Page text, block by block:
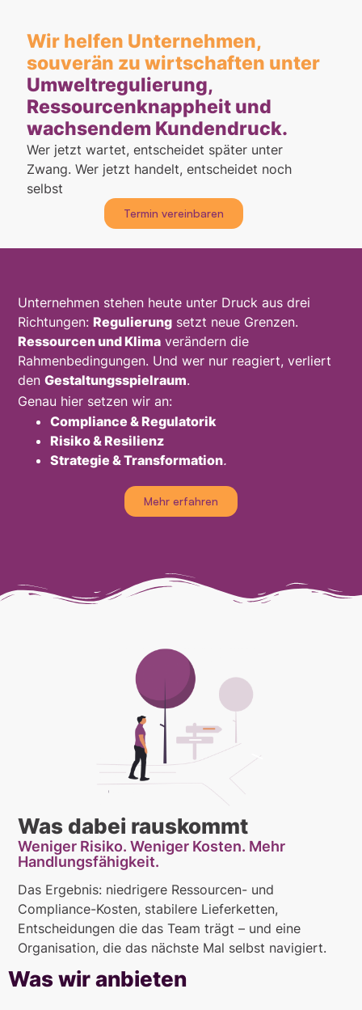
Wir helfen Unternehmen,
souverän zu wirtschaften unter
Umweltregulierung,
Ressourcenknappheit und
wachsendem Kundendruck.
Wer jetzt wartet, entscheidet später unter
Zwang. Wer jetzt handelt, entscheidet noch
selbst
Termin vereinbaren
Unternehmen stehen heute unter Druck aus drei
Richtungen:Regulierung setzt neue Grenzen.
Ressourcen und Klima verändern die
Rahmenbedingungen. Und wer nur reagiert, verliert
denGestaltungsspielraum.
Genau hier setzen wir an:
Compliance & Regulatorik
Risiko & Resilienz
Strategie & Transformation.
Mehr erfahren
Was dabei rauskommt
Weniger Risiko. Weniger Kosten. Mehr
Handlungsfähigkeit.
Das Ergebnis: niedrigere Ressourcen- und
Compliance-Kosten, stabilere Lieferketten,
Entscheidungen die das Team trägt – und eine
Organisation, die das nächste Mal selbst navigiert.
Was wir anbieten